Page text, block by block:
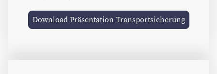
Download Präsentation Transportsicherung